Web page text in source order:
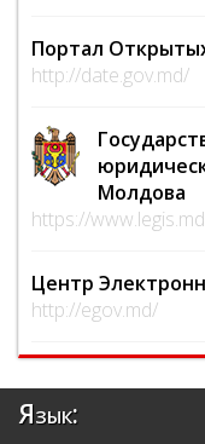
Портал
http://date.gov.md/
Молдова
https://
Центр
http://egov.md/
Язык: